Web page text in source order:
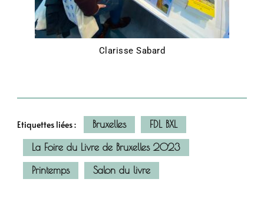
Clarisse Sabard
Etiquettes liées : Bruxelles
FDL BXL
La Foire du Livre de Bruxelles 2023
Printemps
Salon du livre